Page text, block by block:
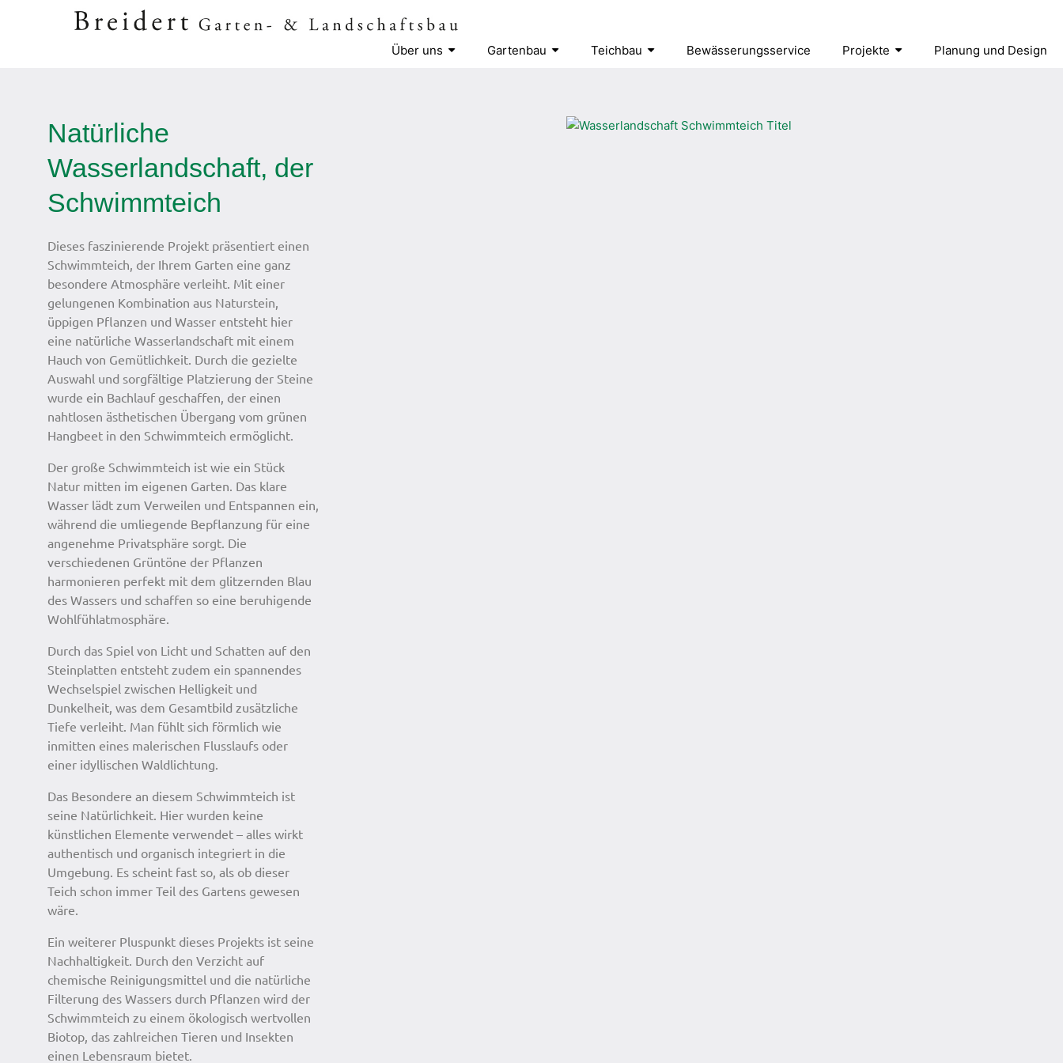
Über uns Gartenbau Teichbau Bewässerungsservice Projekte Planung und Design
Natürliche
Wasserlandschaft, der
Schwimmteich
Dieses faszinierende Projekt präsentiert einen
Schwimmteich, der Ihrem Garten eine ganz
besondere Atmosphäre verleiht. Mit einer
gelungenen Kombination aus Naturstein,
üppigen Pflanzen und Wasser entsteht hier
eine natürliche Wasserlandschaft mit einem
Hauch von Gemütlichkeit. Durch die gezielte
Auswahl und sorgfältige Platzierung der Steine
wurde ein Bachlauf geschaffen, der einen
nahtlosen ästhetischen Übergang vom grünen
Hangbeet in den Schwimmteich ermöglicht.
Der große Schwimmteich ist wie ein Stück
Natur mitten im eigenen Garten. Das klare
Wasser lädt zum Verweilen und Entspannen ein,
während die umliegende Bepflanzung für eine
angenehme Privatsphäre sorgt. Die
verschiedenen Grüntöne der Pflanzen
harmonieren perfekt mit dem glitzernden Blau
des Wassers und schaffen so eine beruhigende
Wohlfühlatmosphäre.
Durch das Spiel von Licht und Schatten auf den
Steinplatten entsteht zudem ein spannendes
Wechselspiel zwischen Helligkeit und
Dunkelheit, was dem Gesamtbild zusätzliche
Tiefe verleiht. Man fühlt sich förmlich wie
inmitten eines malerischen Flusslaufs oder
einer idyllischen Waldlichtung.
Das Besondere an diesem Schwimmteich ist
seine Natürlichkeit. Hier wurden keine
künstlichen Elemente verwendet – alles wirkt
authentisch und organisch integriert in die
Umgebung. Es scheint fast so, als ob dieser
Teich schon immer Teil des Gartens gewesen
wäre.
Ein weiterer Pluspunkt dieses Projekts ist seine
Nachhaltigkeit. Durch den Verzicht auf
chemische Reinigungsmittel und die natürliche
Filterung des Wassers durch Pflanzen wird der
Schwimmteich zu einem ökologisch wertvollen
Biotop, das zahlreichen Tieren und Insekten
einen Lebensraum bietet.